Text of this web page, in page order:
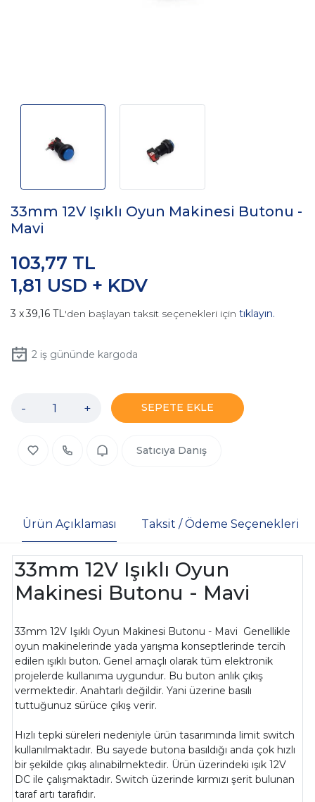
33mm 12V Işıklı Oyun Makinesi Butonu -
Mavi
1,81 USD + KDV
103,77 TL
39,16 TL'den başlayan taksit seçenekleri için tıklayın.
2iş gününde kargoda
- + SEPETE EKLE
Satıcıya Danış
Ürün Açıklaması Taksit / Ödeme Seçenekleri
33mm 12V Işıklı Oyun
Makinesi Butonu - Mavi
33mm 12V Işıklı Oyun Makinesi Butonu - Mavi Genellikle
oyun makinelerinde yada yarışma konseptlerinde tercih
edilen ışıklı buton. Genel amaçlı olarak tüm elektronik
projelerde kullanıma uygundur. Bu buton anlık çıkış
vermektedir. Anahtarlı değildir. Yani üzerine basılı
tuttuğunuz sürüce çıkış verir.
Hızlı tepki süreleri nedeniyle ürün tasarımında limit switch
kullanılmaktadır. Bu sayede butona basıldığı anda çok hızlı
bir şekilde çıkış alınabilmektedir. Ürün üzerindeki ışık 12V
DC ile çalışmaktadır. Switch üzerinde kırmızı şerit bulunan
taraf artı tarafıdır.